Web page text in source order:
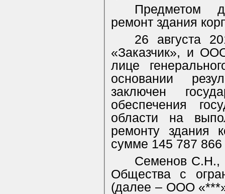
Предметом
ремонт здания
26 августа
«Заказчик», и
лице
основании
заключен
обеспечения
области на
ремонту здания
сумме 145 787 866
Семенов С.Н.,
Общества с
(далее – ООО